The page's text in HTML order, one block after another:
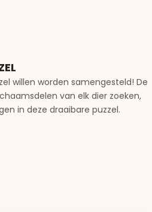
willen worden samengesteld! De
van elk dier zoeken,
in deze draaibare puzzel.